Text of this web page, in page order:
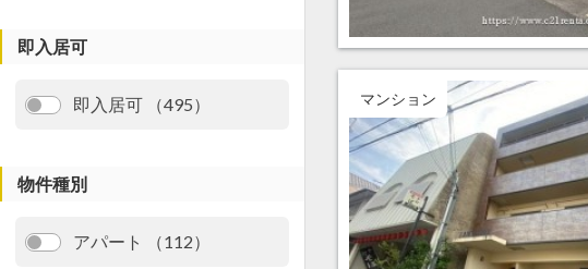
即入居可
即入居可 （495）
物件種別
アパート （112）
マンション